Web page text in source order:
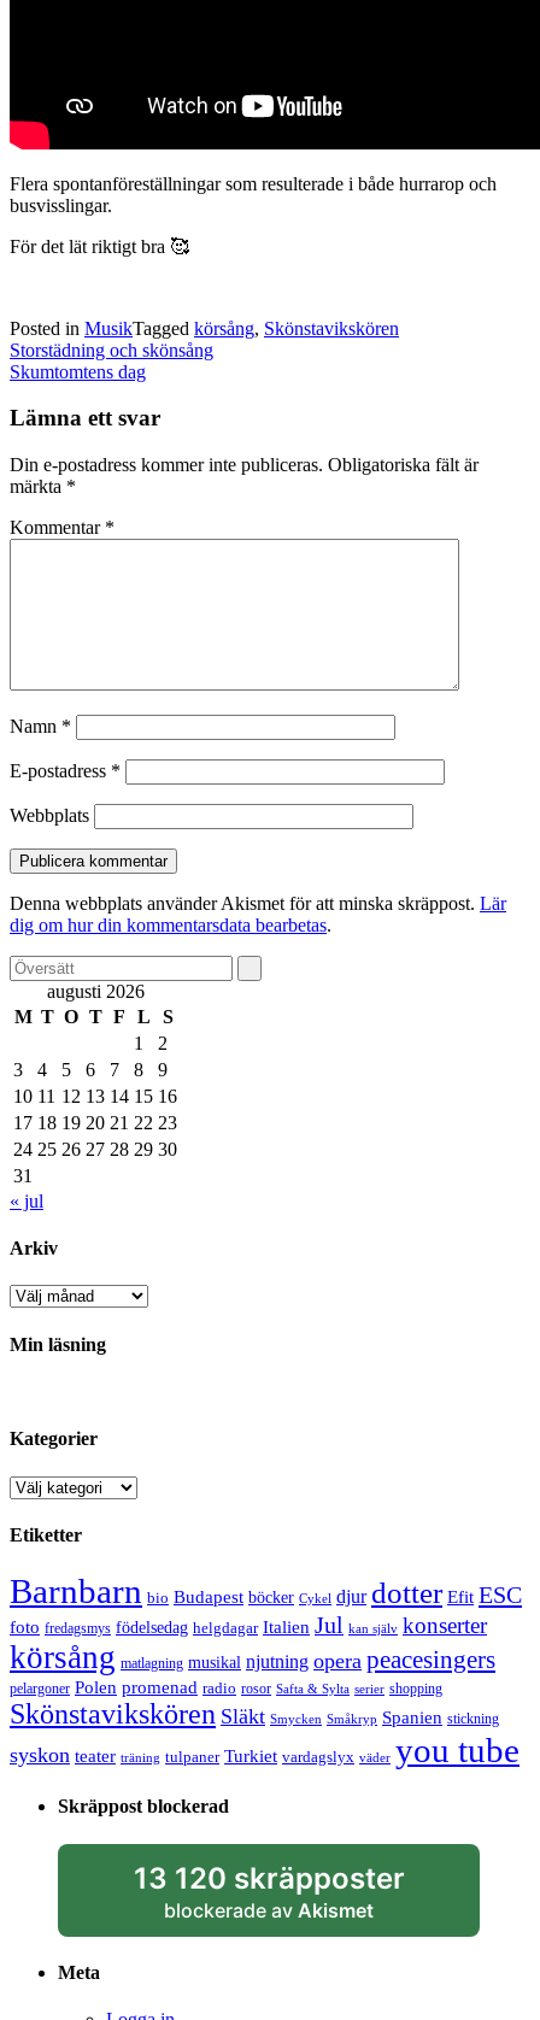
Flera spontanföreställningar som resulterade i både hurrarop och
busvisslingar.
För det lät riktigt bra 🥰
Posted in MusikTagged körsång, Skönstavikskören
Post
navigation
Storstädning och skönsång
Skumtomtens dag
Lämna ett svar
Din e-postadress kommer inte publiceras. Obligatoriska fält är
märkta *
Kommentar *
Namn *
E-postadress *
Webbplats
Denna webbplats använder Akismet för att minska skräppost. Lär
dig om hur din kommentarsdata bearbetas.
augusti 2026
M T O T F L
S
1
2
3
4 5 6 7 8
9
10 11 12 13 14 15 16
17 18 19 20 21 22 23
24 25 26 27 28 29 30
31
« jul
Arkiv
Arkiv
Min läsning
Kategorier
Kategorier
Etiketter
Barnbarn bio Budapest böcker Cykel djur dotter Efit ESC
foto fredagsmys födelsedag helgdagar Italien Jul kan själv konserter
körsång matlagning musikal njutning opera peacesingers
pelargoner Polen promenad radio rosor Safta & Sylta serier shopping
Skönstavikskören Släkt Smycken Småkryp Spanien stickning
syskon teater träning tulpaner Turkiet vardagslyx väder you tube
Skräppost blockerad
13 120 skräpposter
blockerade av Akismet
Meta